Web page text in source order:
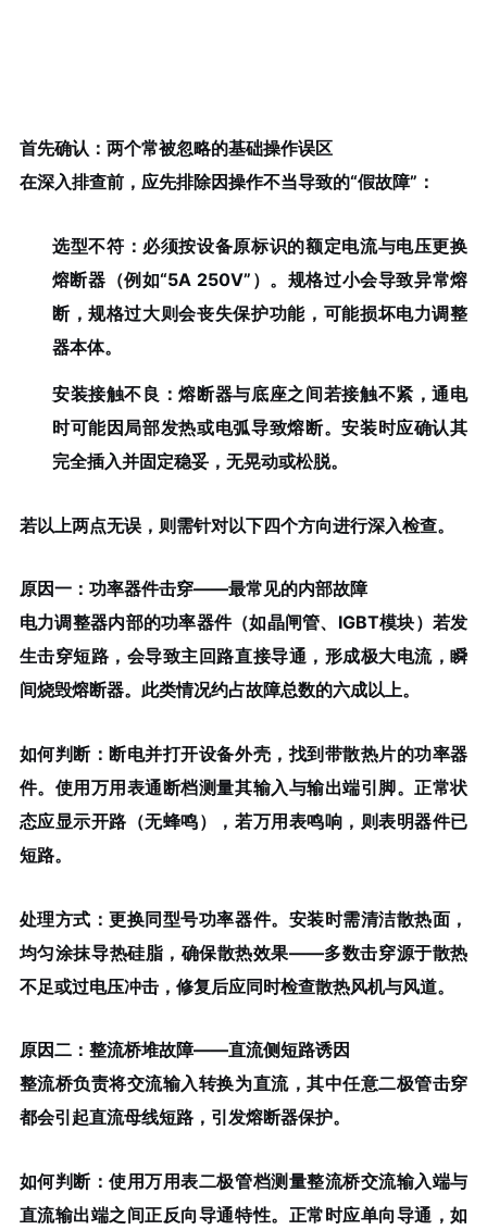
首先确认：两个常被忽略的基础操作误区
在深入排查前，应先排除因操作不当导致的“假故障”：
选型不符 ：必须按设备原标识的额定电流与电压更换
熔断器（例如“5A 250V”）。规格过小会导致异常熔
断，规格过大则会丧失保护功能，可能损坏电力调整
器本体。
安装接触不良 ：熔断器与底座之间若接触不紧，通电
时可能因局部发热或电弧导致熔断。安装时应确认其
完全插入并固定稳妥，无晃动或松脱。
若以上两点无误，则需针对以下四个方向进行深入检查。
原因一：功率器件击穿——最常见的内部故障
电力调整器内部的功率器件（如晶闸管、IGBT模块）若发
生击穿短路，会导致主回路直接导通，形成极大电流，瞬
间烧毁熔断器。此类情况约占故障总数的六成以上。
如何判断：断电并打开设备外壳，找到带散热片的功率器
件。使用万用表通断档测量其输入与输出端引脚。正常状
态应显示开路（无蜂鸣），若万用表鸣响，则表明器件已
短路。
处理方式 ：更换同型号功率器件。安装时需清洁散热面，
均匀涂抹导热硅脂，确保散热效果——多数击穿源于散热
不足或过电压冲击，修复后应同时检查散热风机与风道。
原因二：整流桥堆故障——直流侧短路诱因
整流桥负责将交流输入转换为直流，其中任意二极管击穿
都会引起直流母线短路，引发熔断器保护。
如何判断：使用万用表二极管档测量整流桥交流输入端与
直流输出端之间正反向导通特性。正常时应单向导通，如